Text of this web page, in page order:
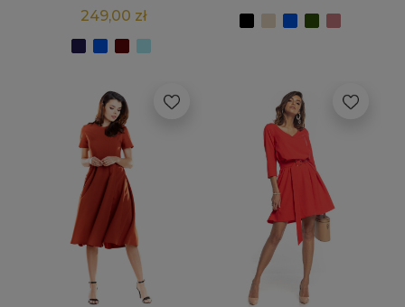
249,00 zł